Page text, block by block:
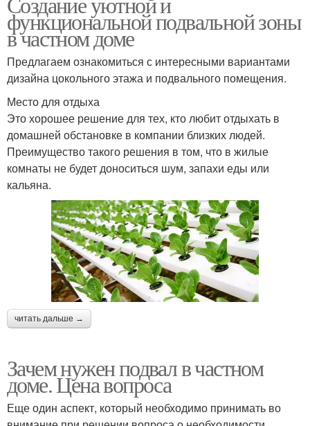
функциональной подвальной зоны
в частном доме
Предлагаем ознакомиться с интересными вариантами
дизайна цокольного этажа и подвального помещения.
Место для отдыха
Это хорошее решение для тех, кто любит отдыхать в
домашней обстановке в компании близких людей.
Преимущество такого решения в том, что в жилые
комнаты не будет доноситься шум, запахи еды или
кальяна.
читать дальше →
Зачем нужен подвал в частном
доме. Цена вопроса
Еще один аспект, который необходимо принимать во